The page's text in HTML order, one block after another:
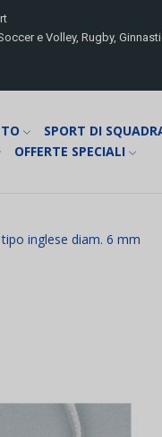
e Volley, Rugby,
SPORT DI
OFFERTE SPECIALI
inglese diam. 6 mm